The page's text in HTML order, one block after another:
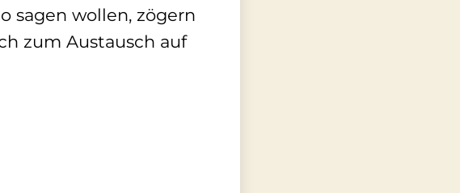
sagen wollen, zögern
zum Austausch auf